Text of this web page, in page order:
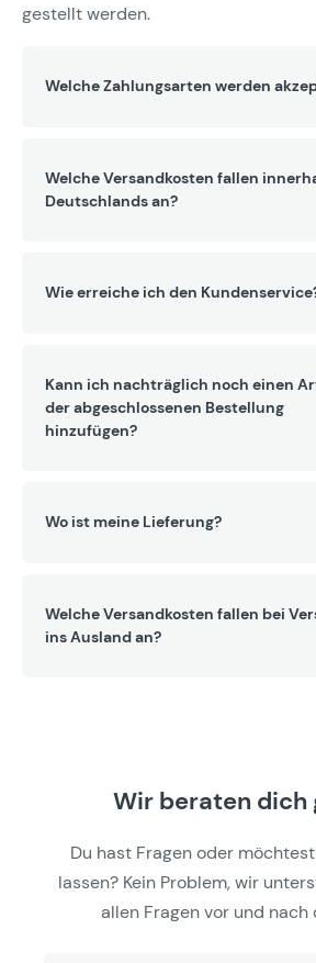
gestellt werden.
Welche Zahlungsarten werden
Welche Versandkosten fallen
Deutschlands an?
Wie erreiche ich den
Kann ich nachträglich noch einen
der abgeschlossenen Bestellung
hinzufügen?
Wo ist meine Lieferung?
Welche Versandkosten fallen bei
ins Ausland an?
Wir beraten dich
Du hast Fragen oder
lassen? Kein Problem, wir
allen Fragen vor und nach